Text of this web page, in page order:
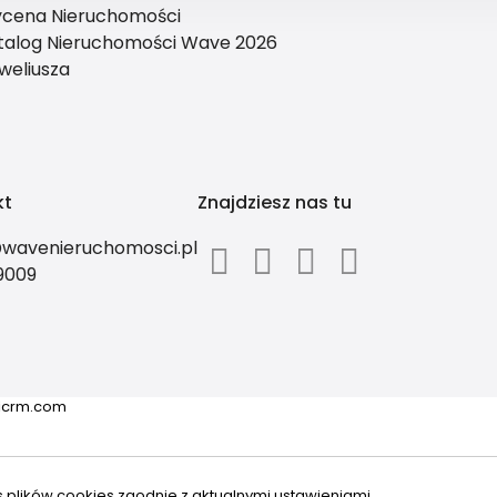
Nieruchomości
Nieruchomości Wave 2026
Znajdziesz nas tu